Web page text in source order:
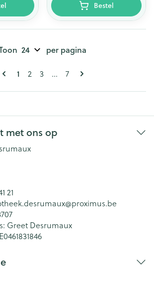
Bestel
Pagina's
U lees momenteel pagina
1 Pagina
2 Pagina
3 ... Pagina
7
per pagina
met ons op
21
proximus.be
Greet Desrumaux